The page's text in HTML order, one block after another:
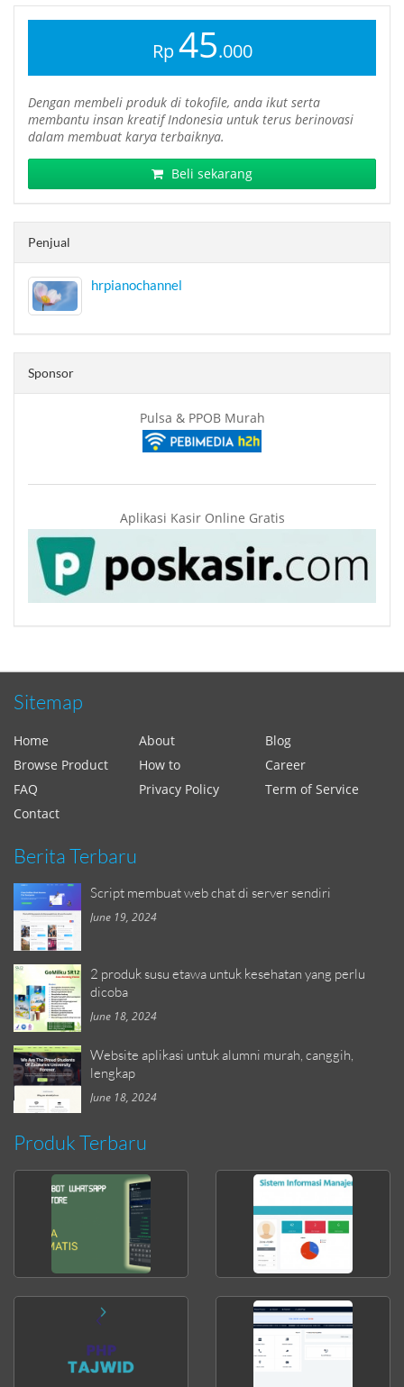
Rp45.000
Dengan membeli produk di tokofile, anda ikut serta
membantu insan kreatif Indonesia untuk terus berinovasi
dalam membuat karya terbaiknya.
Beli sekarang
Penjual
hrpianochannel
Sponsor
Pulsa & PPOB Murah
Aplikasi Kasir Online Gratis
Sitemap
Home About
Blog
Browse Product
How to
Career
FAQ
Privacy Policy
Term of Service
Contact
Berita Terbaru
Script membuat web chat di server sendiri
June 19, 2024
2 produk susu etawa untuk kesehatan yang perlu
dicoba
June 18, 2024
Website aplikasi untuk alumni murah, canggih,
lengkap
June 18, 2024
Produk Terbaru